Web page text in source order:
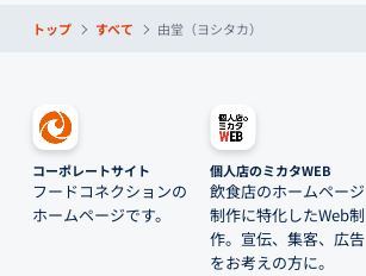
トップ すべて 由堂（ヨシタカ）
コーポレートサイト
フードコネクションの
ホームページです。
個人店のミカタWEB
飲食店のホームページ
制作に特化したWeb制
作。宣伝、集客、広告
をお考えの方に。